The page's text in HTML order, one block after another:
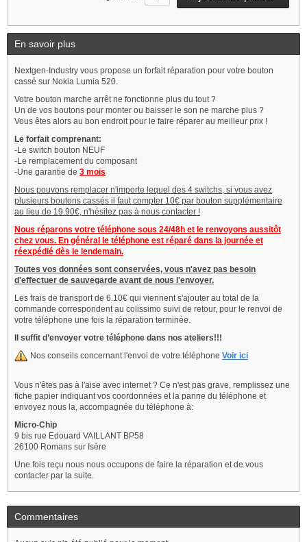
En savoir plus
Nextgen-Industry vous propose un forfait réparation pour votre bouton
cassé sur Nokia Lumia 520.
Votre bouton marche arrêt ne fonctionne plus du tout ?
Un de vos boutons pour monter ou baisser le son ne marche plus ?
Vous êtes alors au bon endroit pour le faire réparer au meilleur prix !
Le forfait comprenant:
-Le switch bouton NEUF
-Le remplacement du composant
-Une garantie de 3 mois
Nous pouvons remplacer n'importe lequel des 4 switchs, si vous avez
plusieurs boutons cassés il faut compter 10€ par bouton supplémentaire
au lieu de 19.90€, n'hésitez pas à nous contacter !
Nous réparons votre téléphone sous 24/48h et le renvoyons aussitôt
chez vous. En général le téléphone est réparé dans la journée et
réexpédié dès le lendemain.
Toutes vos données sont conservées, vous n'avez pas besoin
d'effectuer de sauvegarde avant de nous l'envoyer.
Les frais de transport de 6.10€ qui viennent s'ajouter au total de la
commande correspondent au colissimo suivi de retour, pour le renvoi de
votre téléphone une fois la réparation terminée.
Il suffit d’envoyer votre téléphone dans nos ateliers!!!
Nos conseils concernant l'envoi de votre téléphone Voir ici
Vous n'êtes pas à l'aise avec internet ? Ce n'est pas grave, remplissez une
fiche papier indiquant vos coordonnées et la panne du téléphone et
envoyez nous la, accompagnée du téléphone à:
Micro-Chip
9 bis rue Edouard VAILLANT BP58
26100 Romans sur Isère
Une fois reçu nous nous occupons de faire la réparation et de vous
contacter par la suite.
Commentaires